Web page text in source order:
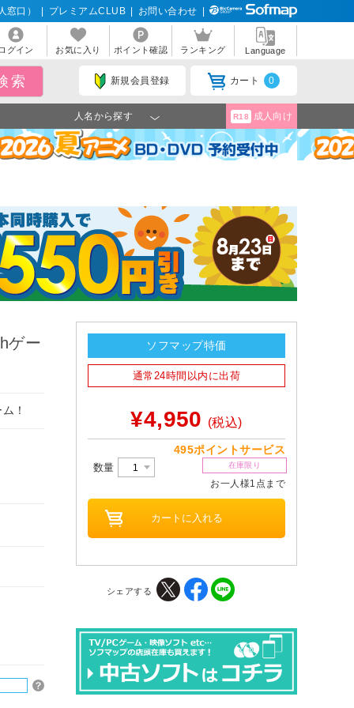
窓口） プレミアムCLUB お問い合わせ
グイン お気に入り ポイント確認 ランキング Language
新規会員登録 カート 0
人名から探す R18 成人向け
ゲー
！
ソフマップ特価
通常24時間以内に出荷
¥4,950 (税込)
495ポイントサービス
数量 在庫限り
お一人様1点まで
シェアする